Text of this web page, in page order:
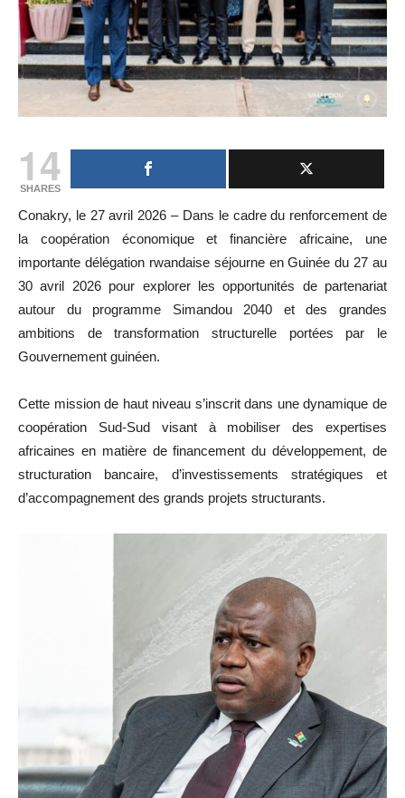
14
SHARES
Conakry, le 27 avril 2026 – Dans le cadre du renforcement de
la coopération économique et financière africaine, une
importante délégation rwandaise séjourne en Guinée du 27 au
30 avril 2026 pour explorer les opportunités de partenariat
autour du programme Simandou 2040 et des grandes
ambitions de transformation structurelle portées par le
Gouvernement guinéen.
Cette mission de haut niveau s’inscrit dans une dynamique de
coopération Sud-Sud visant à mobiliser des expertises
africaines en matière de financement du développement, de
structuration bancaire, d’investissements stratégiques et
d’accompagnement des grands projets structurants.